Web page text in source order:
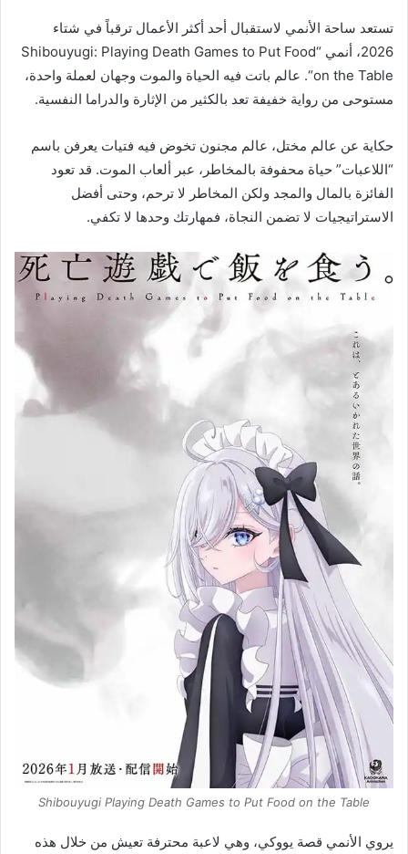
تستعد ساحة الأنمي لاستقبال أحد أكثر الأعمال ترقباً في شتاء
2026، أنمي “Shibouyugi: Playing Death Games to Put Food
on the Table“. عالم باتت فيه الحياة والموت وجهان لعملة واحدة،
مستوحى من رواية خفيفة تعد بالكثير من الإثارة والدراما النفسية.
حكاية عن عالم مختل، عالم مجنون تخوض فيه فتيات يعرفن باسم
“اللاعبات” حياة محفوفة بالمخاطر، عبر ألعاب الموت. قد تعود
الفائزة بالمال والمجد ولكن المخاطر لا ترحم، وحتى أفضل
الاستراتيجيات لا تضمن النجاة، فمهارتك وحدها لا تكفي.
Shibouyugi Playing Death Games to Put Food on the Table
يروي الأنمي قصة يووكي، وهي لاعبة محترفة تعيش من خلال هذه